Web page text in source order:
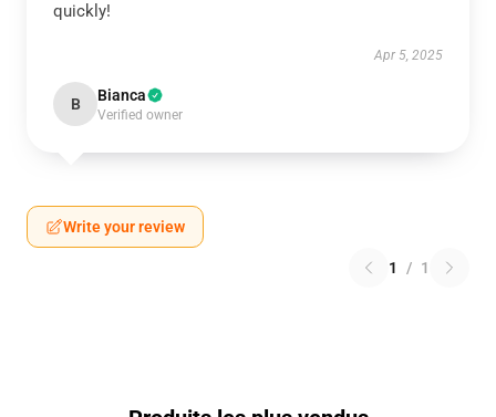
quickly!
Apr 5, 2025
B Bianca
Verified owner
Write your review
1 / 1